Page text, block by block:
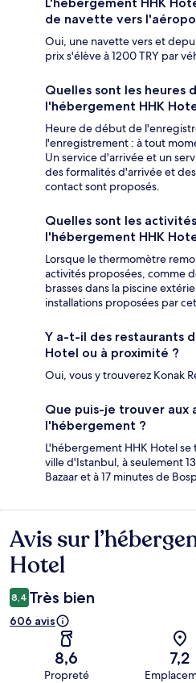
de navette vers
Oui, une navette vers et
prix s'élève à 1200 TRY par
Quelles sont les heures
l'hébergement HHK
Heure de début de
l'enregistrement : à tout
Un service d'arrivée et un
des formalités d'arrivée et
contact sont proposés.
Quelles sont les
l'hébergement HHK
Lorsque le thermomètre
activités proposées, comme
brasses dans la piscine
installations proposées par
Y a-t-il des restaurants
Hotel ou à proximité ?
Oui, vous y trouverez Konak
Que puis-je trouver aux
l'hébergement ?
L'hébergement HHK Hotel
ville d'Istanbul, à seulement
Bazaar et à 17 minutes de
Avis
Avis sur
Hotel
8,4 Très bien
606 avis
8,6
Propreté
7,2